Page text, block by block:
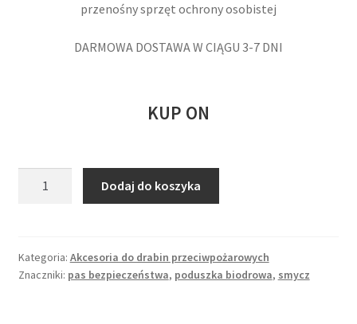
przenośny sprzęt ochrony osobistej
DARMOWA DOSTAWA W CIĄGU 3-7 DNI
KUP ON
poduszką
biodrową
Dodaj do koszyka
Kategoria: Akcesoria do drabin przeciwpożarowych
Znaczniki: pas bezpieczeństwa, poduszka biodrowa, smycz